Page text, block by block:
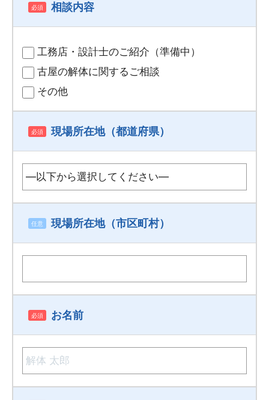
必須 相談内容
工務店・設計士のご紹介（準備中）
古屋の解体に関するご相談
その他
必須 現場所在地（都道府県）
任意 現場所在地（市区町村）
必須 お名前